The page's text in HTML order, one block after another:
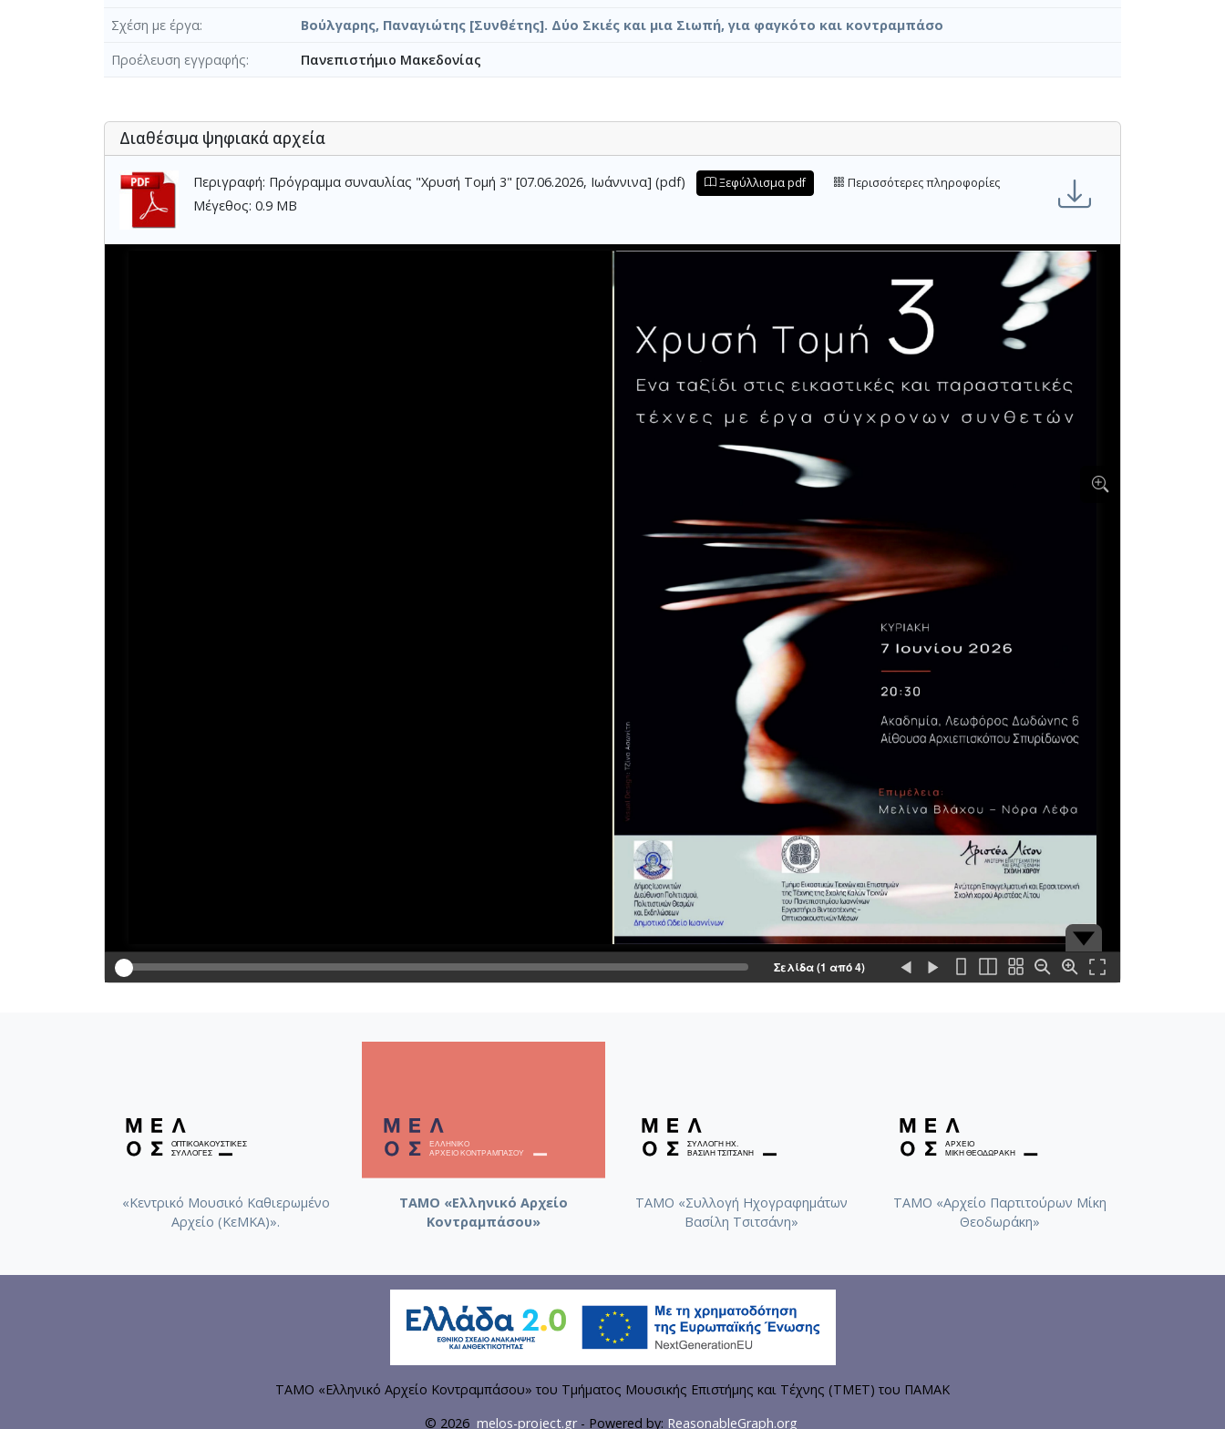
Σχέση με έργα
Βούλγαρης, Παναγιώτης [Συνθέτης]. Δύο Σκιές και μια Σιωπή, για φαγκότο και κοντραμπάσο
Προέλευση εγγραφής
Πανεπιστήμιο Μακεδονίας
Διαθέσιμα ψηφιακά αρχεία
Περιγραφή: Πρόγραμμα συναυλίας "Χρυσή Τομή 3" [07.06.2026, Ιωάννινα] (pdf) Ξεφύλλισμα pdf Περισσότερες πληροφορίες
Μέγεθος: 0.9 MB
Σελίδα (1 από 4)
«Κεντρικό Μουσικό Καθιερωμένο
Αρχείο (ΚεΜΚΑ)».
ΤΑΜΟ «Ελληνικό Αρχείο
Κοντραμπάσου»
ΤΑΜΟ «Συλλογή Ηχογραφημάτων
Βασίλη Τσιτσάνη»
ΤΑΜΟ «Αρχείο Παρτιτούρων Μίκη
Θεοδωράκη»
ΤΑΜΟ «Ελληνικό Αρχείο Κοντραμπάσου» του Τμήματος Μουσικής Επιστήμης και Τέχνης (ΤΜΕΤ) του ΠΑΜΑΚ
© 2026 melos-project.gr- Powered by: ReasonableGraph.org